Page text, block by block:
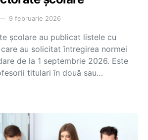
9 februarie 2026
școlare au publicat listele cu
au solicitat întregirea normei
de la 1 septembrie 2026. Este
titulari în două sau…